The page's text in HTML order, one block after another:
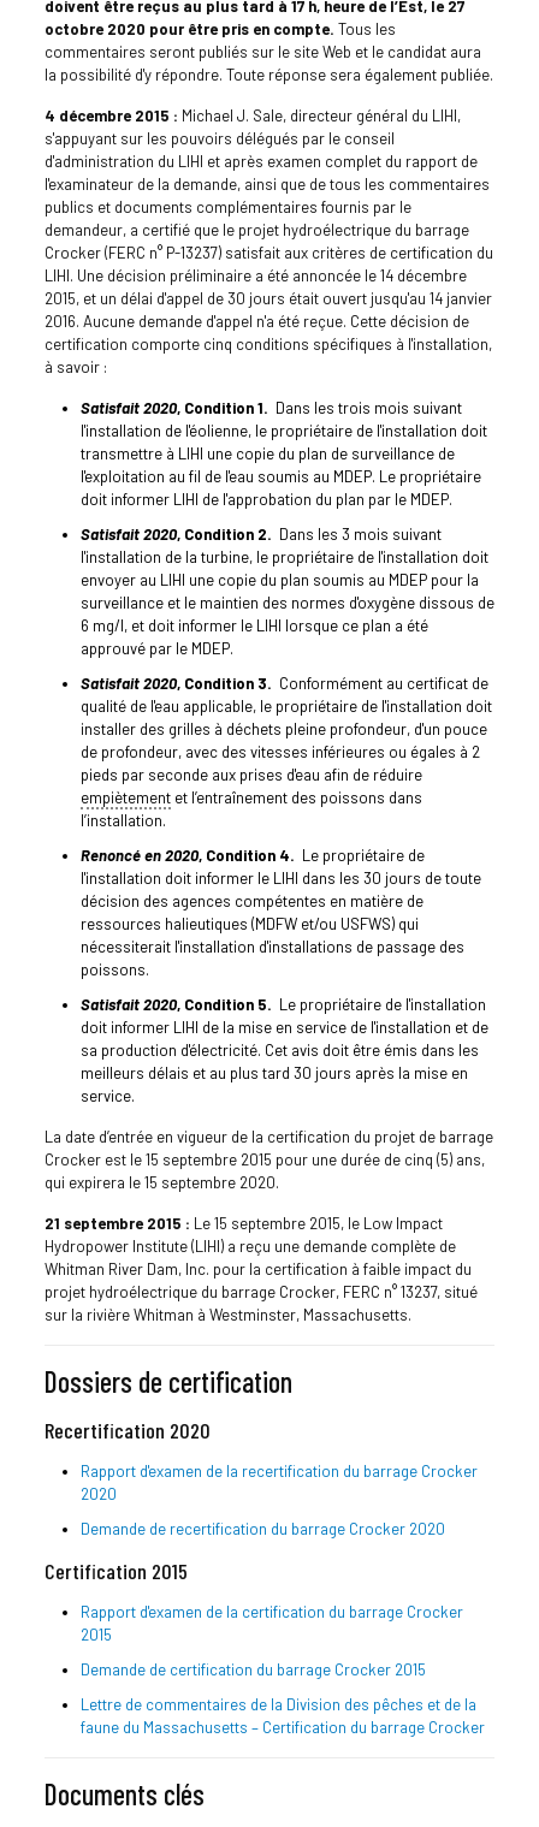
doivent être reçus au plus tard à 17 h, heure de l’Est, le 27
octobre 2020 pour être pris en compte. Tous les
commentaires seront publiés sur le site Web et le candidat aura
la possibilité d'y répondre. Toute réponse sera également publiée.
4 décembre 2015 : Michael J. Sale, directeur général du LIHI,
s'appuyant sur les pouvoirs délégués par le conseil
d'administration du LIHI et après examen complet du rapport de
l'examinateur de la demande, ainsi que de tous les commentaires
publics et documents complémentaires fournis par le
demandeur, a certifié que le projet hydroélectrique du barrage
Crocker (FERC n° P-13237) satisfait aux critères de certification du
LIHI. Une décision préliminaire a été annoncée le 14 décembre
2015, et un délai d'appel de 30 jours était ouvert jusqu'au 14 janvier
2016. Aucune demande d'appel n'a été reçue. Cette décision de
certification comporte cinq conditions spécifiques à l'installation,
à savoir :
Satisfait 2020, Condition 1. Dans les trois mois suivant
l'installation de l'éolienne, le propriétaire de l'installation doit
transmettre à LIHI une copie du plan de surveillance de
l'exploitation au fil de l'eau soumis au MDEP. Le propriétaire
doit informer LIHI de l'approbation du plan par le MDEP.
Satisfait 2020, Condition 2. Dans les 3 mois suivant
l'installation de la turbine, le propriétaire de l'installation doit
envoyer au LIHI une copie du plan soumis au MDEP pour la
surveillance et le maintien des normes d'oxygène dissous de
6 mg/l, et doit informer le LIHI lorsque ce plan a été
approuvé par le MDEP.
Satisfait 2020, Condition 3. Conformément au certificat de
qualité de l'eau applicable, le propriétaire de l'installation doit
installer des grilles à déchets pleine profondeur, d'un pouce
de profondeur, avec des vitesses inférieures ou égales à 2
pieds par seconde aux prises d'eau afin de réduire
empiètementet l’entraînement des poissons dans
l’installation.
Renoncé en 2020, Condition 4. Le propriétaire de
l'installation doit informer le LIHI dans les 30 jours de toute
décision des agences compétentes en matière de
ressources halieutiques (MDFW et/ou USFWS) qui
nécessiterait l'installation d'installations de passage des
poissons.
Satisfait 2020, Condition 5. Le propriétaire de l'installation
doit informer LIHI de la mise en service de l'installation et de
sa production d'électricité. Cet avis doit être émis dans les
meilleurs délais et au plus tard 30 jours après la mise en
service.
La date d’entrée en vigueur de la certification du projet de barrage
Crocker est le 15 septembre 2015 pour une durée de cinq (5) ans,
qui expirera le 15 septembre 2020.
21 septembre 2015 : Le 15 septembre 2015, le Low Impact
Hydropower Institute (LIHI) a reçu une demande complète de
Whitman River Dam, Inc. pour la certification à faible impact du
projet hydroélectrique du barrage Crocker, FERC n° 13237, situé
sur la rivière Whitman à Westminster, Massachusetts.
Dossiers de certification
Recertification 2020
Rapport d'examen de la recertification du barrage Crocker
2020
Demande de recertification du barrage Crocker 2020
Certification 2015
Rapport d'examen de la certification du barrage Crocker
2015
Demande de certification du barrage Crocker 2015
Lettre de commentaires de la Division des pêches et de la
faune du Massachusetts – Certification du barrage Crocker
Documents clés